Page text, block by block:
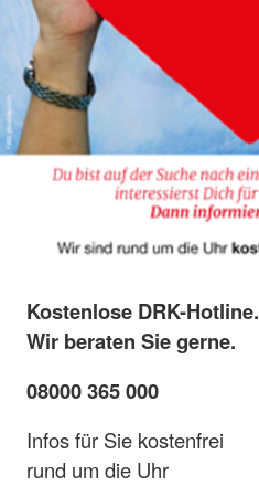
Kostenlose DRK-Hotline.
Wir beraten Sie gerne.
08000 365 000
Infos für Sie kostenfrei
rund um die Uhr